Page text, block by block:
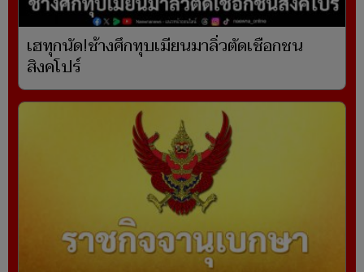
เฮทุกนัด!ช้างศึกทุบเมียนมาลิ่วตัดเชือกชน
สิงคโปร์